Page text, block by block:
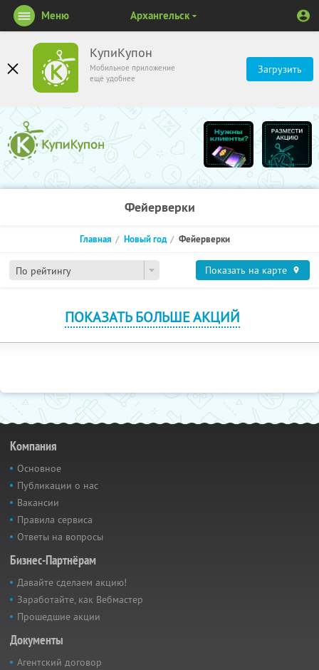
КупиКупон
Мобильное приложение
ещё удобнее
Загрузить
Меню Архангельск
Фейерверки
По рейтингу
Главная Новый год Фейерверки
Показать на карте
ПОКАЗАТЬ БОЛЬШЕ АКЦИЙ
Компания
Основное
Публикации о нас
Вакансии
Правила сервиса
Ответы на вопросы
Бизнес-Партнёрам
Давайте сделаем акцию!
Заработайте, как Вебмастер
Прошедшие акции
Документы
Агентский договор